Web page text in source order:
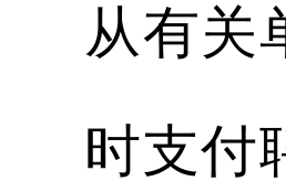
从有关
时支付